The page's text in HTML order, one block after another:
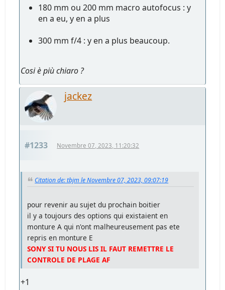
180 mm ou 200 mm macro autofocus : y
en a eu, y en a plus
300 mm f/4 : y en a plus beaucoup.
Cosi è più chiaro ?
jackez
#1233 Novembre 07, 2023, 11:20:32
Citation de: tbjm le Novembre 07, 2023, 09:07:19
pour revenir au sujet du prochain boitier
il y a toujours des options qui existaient en
monture A qui n'ont malheureusement pas ete
repris en monture E
SONY SI TU NOUS LIS IL FAUT REMETTRE LE
CONTROLE DE PLAGE AF
+1